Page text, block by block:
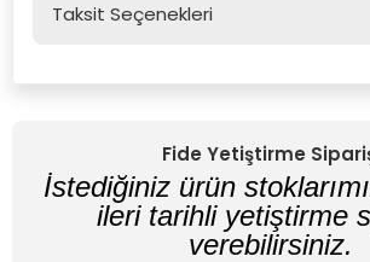
Taksit Seçenekleri
Fide Yetiştirme
İstediğiniz ürün
ileri tarihli yetiştirme
verebilirsiniz.